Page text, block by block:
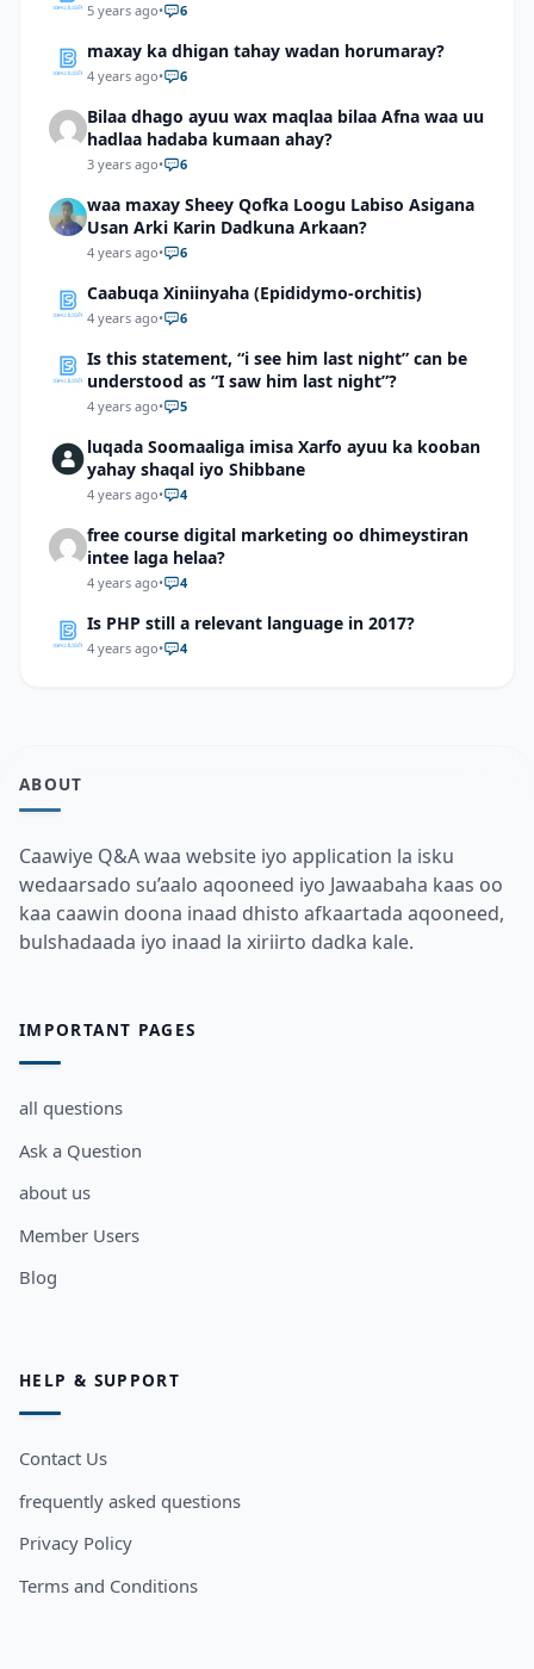
5 years ago• 6
maxay ka dhigan tahay wadan horumaray?
4 years ago• 6
Bilaa dhago ayuu wax maqlaa bilaa Afna waa uu
hadlaa hadaba kumaan ahay?
3 years ago• 6
waa maxay Sheey Qofka Loogu Labiso Asigana
Usan Arki Karin Dadkuna Arkaan?
4 years ago• 6
Caabuqa Xiniinyaha (Epididymo-orchitis)
4 years ago• 6
Is this statement, “i see him last night” can be
understood as “I saw him last night”?
4 years ago• 5
luqada Soomaaliga imisa Xarfo ayuu ka kooban
yahay shaqal iyo Shibbane
4 years ago• 4
free course digital marketing oo dhimeystiran
intee laga helaa?
4 years ago• 4
Is PHP still a relevant language in 2017?
4 years ago• 4
ABOUT
Caawiye Q&A waa website iyo application la isku
wedaarsado su’aalo aqooneed iyo Jawaabaha kaas oo
kaa caawin doona inaad dhisto afkaartada aqooneed,
bulshadaada iyo inaad la xiriirto dadka kale.
IMPORTANT PAGES
all questions
Ask a Question
about us
Member Users
Blog
HELP & SUPPORT
Contact Us
frequently asked questions
Privacy Policy
Terms and Conditions